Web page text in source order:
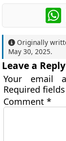
Originally
May 30, 2025.
Leave a Reply
Your email
Required
Comment*